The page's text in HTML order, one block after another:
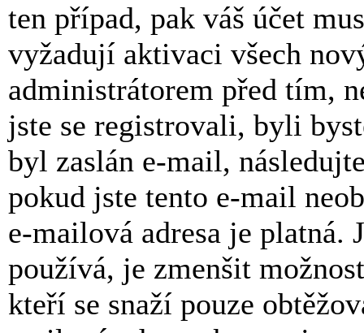
ten případ, pak váš účet
vyžadují aktivaci všech
administrátorem před tím,
jste se registrovali, byli
byl zaslán e-mail,
pokud jste tento e-mail
e-mailová adresa je platná.
používá, je zmenšit
kteří se snaží pouze